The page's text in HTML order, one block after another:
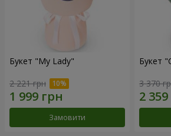
Букет "My Lady"
2 221 грн
Замовити
Букет
3 370